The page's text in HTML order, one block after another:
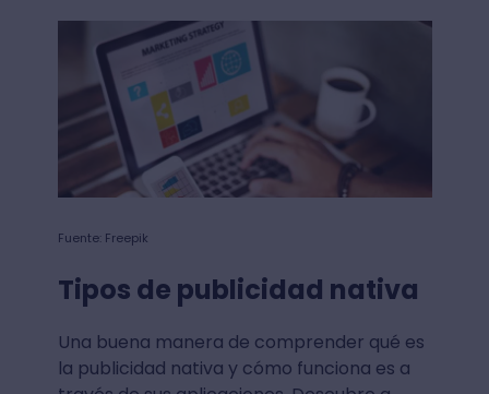
Fuente: Freepik
Tipos de publicidad nativa
Una buena manera de comprender qué es
la publicidad nativa y cómo funciona es a